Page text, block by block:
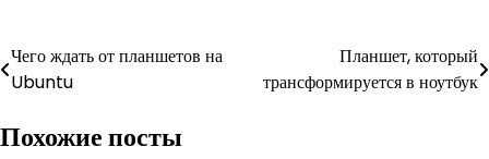
Навигация
по
записям
Чего ждать от планшетов на
Ubuntu
Планшет, который
трансформируется в ноутбук
Похожие посты